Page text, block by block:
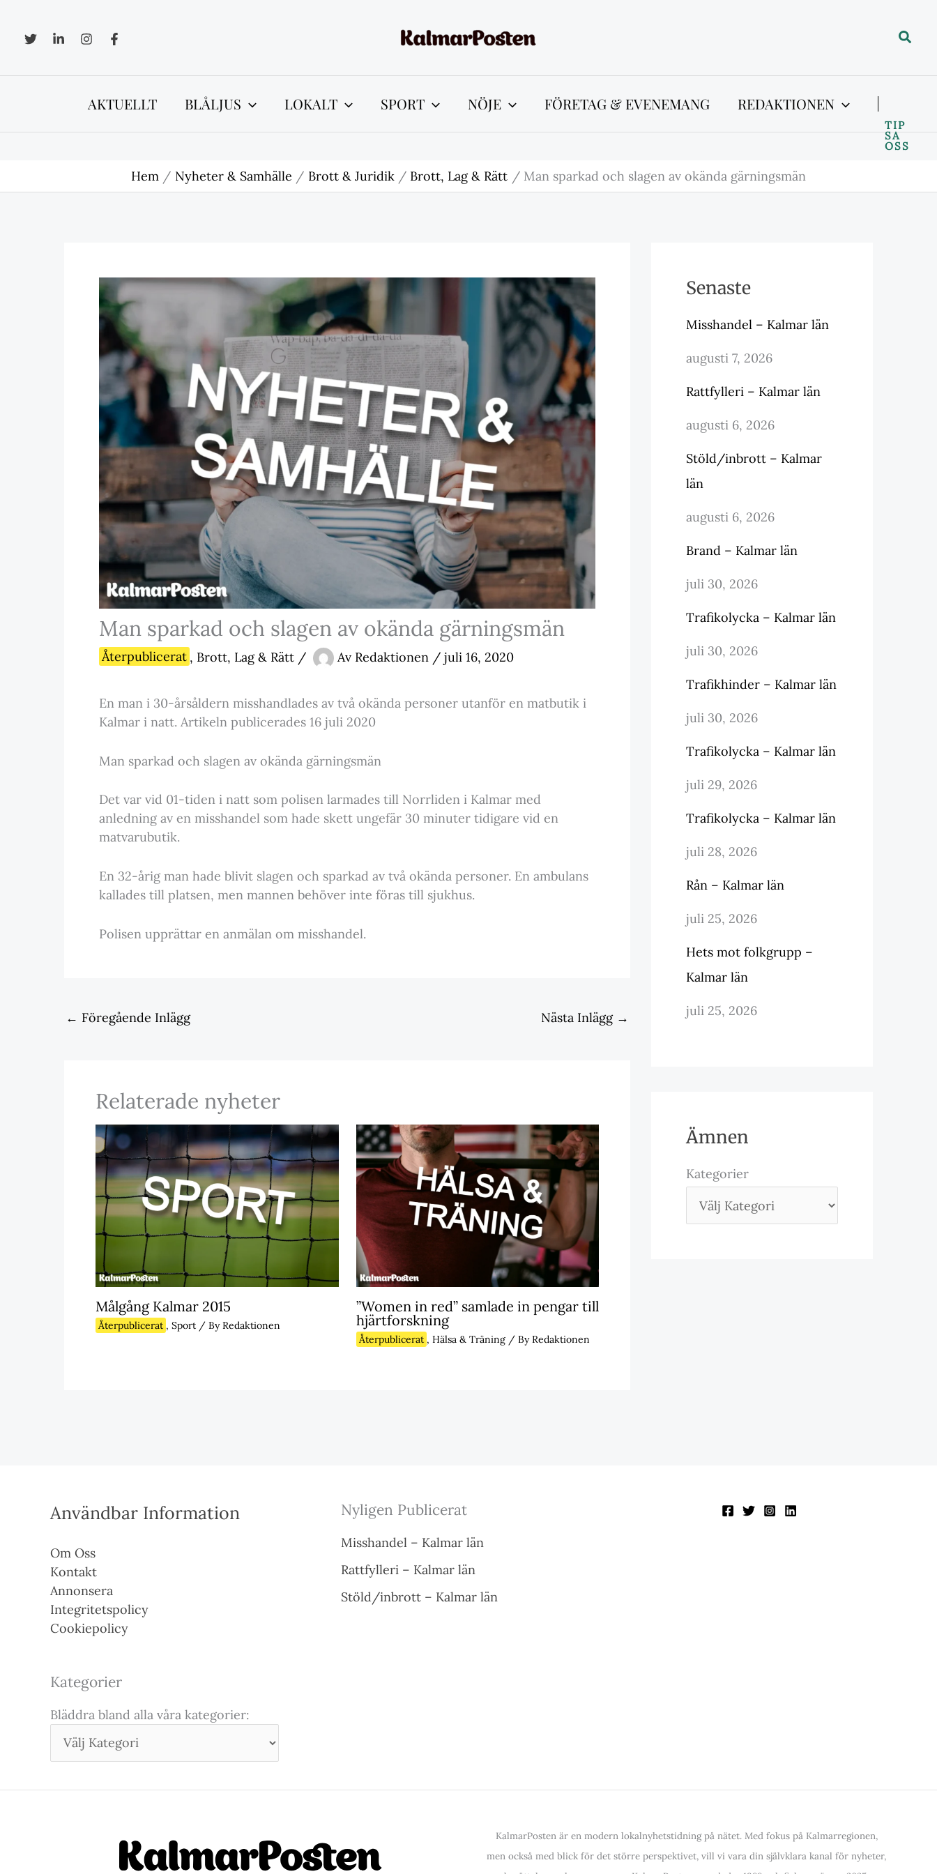
innehåll
Sök
AKTUELLT BLÅLJUS LOKALT SPORT NÖJE FÖRETAG & EVENEMANG REDAKTIONEN
TIP
SA
OSS
Hem Nyheter & Samhälle Brott & Juridik Brott, Lag & Rätt Man sparkad och slagen av okända gärningsmän
Man sparkad och slagen av okända gärningsmän
Återpublicerat , Brott, Lag & Rätt / Av Redaktionen / juli 16, 2020
En man i 30-årsåldern misshandlades av två okända personer utanför en matbutik i
Kalmar i natt. Artikeln publicerades 16 juli 2020
Man sparkad och slagen av okända gärningsmän
Det var vid 01-tiden i natt som polisen larmades till Norrliden i Kalmar med
anledning av en misshandel som hade skett ungefär 30 minuter tidigare vid en
matvarubutik.
En 32-årig man hade blivit slagen och sparkad av två okända personer. En ambulans
kallades till platsen, men mannen behöver inte föras till sjukhus.
Polisen upprättar en anmälan om misshandel.
← Föregående Inlägg Nästa Inlägg →
Relaterade nyheter
Målgång Kalmar 2015
Återpublicerat , Sport / ByRedaktionen
”Women in red” samlade in pengar till
hjärtforskning
Återpublicerat , Hälsa & Träning/ ByRedaktionen
Senaste
Misshandel – Kalmar län
augusti 7, 2026
Rattfylleri – Kalmar län
augusti 6, 2026
Stöld/inbrott – Kalmar
län
augusti 6, 2026
Brand – Kalmar län
juli 30, 2026
Trafikolycka – Kalmar län
juli 30, 2026
Trafikhinder – Kalmar län
juli 30, 2026
Trafikolycka – Kalmar län
juli 29, 2026
Trafikolycka – Kalmar län
juli 28, 2026
Rån – Kalmar län
juli 25, 2026
Hets mot folkgrupp –
Kalmar län
juli 25, 2026
Ämnen
Kategorier
Användbar Information
Om Oss
Kontakt
Annonsera
Integritetspolicy
Cookiepolicy
Kategorier
Bläddra bland alla våra kategorier:
Nyligen Publicerat
Misshandel – Kalmar län
Rattfylleri – Kalmar län
Stöld/inbrott – Kalmar län
KalmarPosten är en modern lokalnyhetstidning på nätet. Med fokus på Kalmarregionen,
men också med blick för det större perspektivet, vill vi vara din självklara kanal för nyheter,